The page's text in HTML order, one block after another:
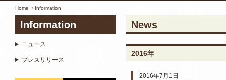
Home Information
Information
ニュース
プレスリリース
News
2016年
2016年7月1日